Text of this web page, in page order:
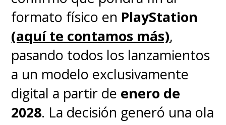
Disponibilidad y Lanzamiento
El diseño apuesta por un
acabado translúcido en negro
con detalles internos visibles y
grip engomado. Asus confirmó
formato físico en PlayStation
(aquí te contamos más),
pasando todos los lanzamientos
a un modelo exclusivamente
digital a partir de enero de
2028. La decisión generó una ola